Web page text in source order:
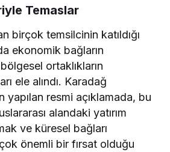
Temaslar
birçok temsilcinin katıldığı
ekonomik bağların
ortaklıkların
ele alındı. Karadağ
yapılan resmi açıklamada, bu
alandaki yatırım
ve küresel bağları
önemli bir fırsat olduğu